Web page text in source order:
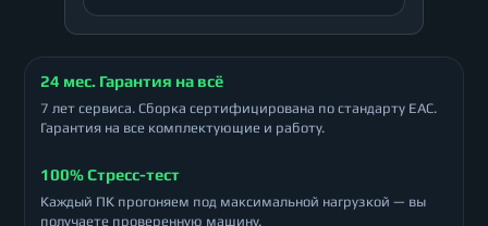
24 мес. Гарантия на всё
7 лет сервиса. Сборка сертифицирована по стандарту ЕАС.
Гарантия на все комплектующие и работу.
100% Стресс-тест
Каждый ПК прогоняем под максимальной нагрузкой — вы
получаете проверенную машину.